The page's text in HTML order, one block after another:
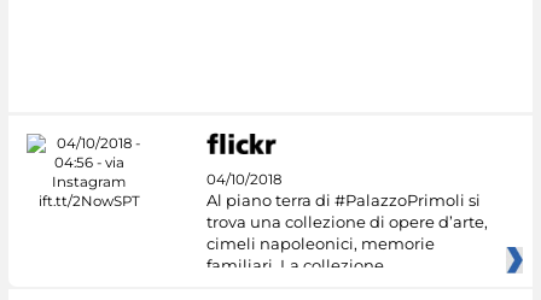
04/10/2018
Al piano terra di #PalazzoPrimoli si
trova una collezione di opere d’arte,
cimeli napoleonici, memorie
familiari. La collezione